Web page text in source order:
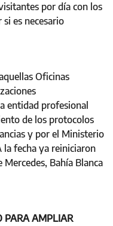
por día con los
es necesario
Oficinas
entidad profesional
de los protocolos
y por el Ministerio
la fecha ya reiniciaron
Bahía Blanca
PARA AMPLIAR